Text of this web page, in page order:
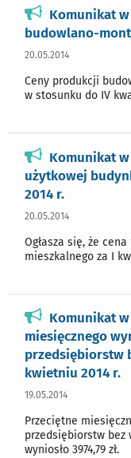
Komunikat
budowlano-
20.05.2014
Ceny produkcji
w stosunku do IV
Komunikat
użytkowej
2014 r.
20.05.2014
Ogłasza się, że
mieszkalnego za I
Komunikat
miesięcznego
przedsiębiorstw
kwietniu 2014 r.
19.05.2014
Przeciętne
przedsiębiorstw bez
wyniosło 3974,79 zł.